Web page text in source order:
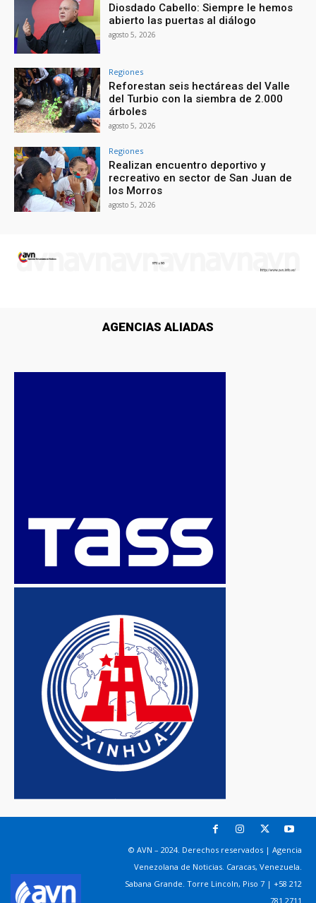
Diosdado Cabello: Siempre le hemos
abierto las puertas al diálogo
agosto 5, 2026
Regiones
Reforestan seis hectáreas del Valle
del Turbio con la siembra de 2.000
árboles
agosto 5, 2026
Regiones
Realizan encuentro deportivo y
recreativo en sector de San Juan de
los Morros
agosto 5, 2026
AGENCIAS ALIADAS
© AVN – 2024. Derechos reservados | Agencia
Venezolana de Noticias. Caracas, Venezuela.
Sabana Grande. Torre Lincoln, Piso 7 | +58 212
781 2711